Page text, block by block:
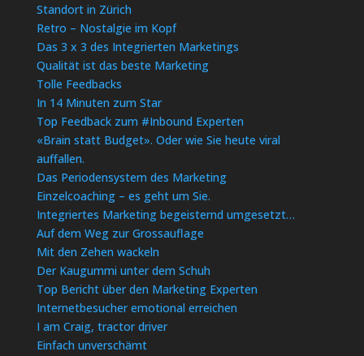
Standort in Zürich
Retro – Nostalgie im Kopf
Das 3 x 3 des Integrierten Marketings
Qualität ist das beste Marketing
Tolle Feedbacks
In 14 Minuten zum Star
Top Feedback zum #Inbound Experten
«Brain statt Budget». Oder wie Sie heute viral
auffallen.
Das Periodensystem des Marketing
Einzelcoaching – es geht um Sie.
Integriertes Marketing begeisternd umgesetzt…
Auf dem Weg zur Grossauflage
Mit den Zehen wackeln
Der Kaugummi unter dem Schuh
Top Bericht über den Marketing Experten
Internetbesucher emotional erreichen
I am Craig, tractor driver
Einfach unverschämt